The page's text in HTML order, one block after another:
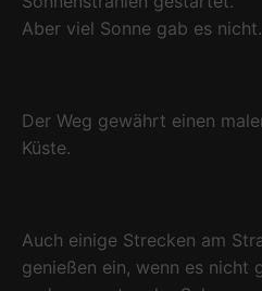
Aber viel Sonne gab es nicht.
Der Weg gewährt einen
Küste.
Auch einige Strecken am
genießen ein, wenn es nicht